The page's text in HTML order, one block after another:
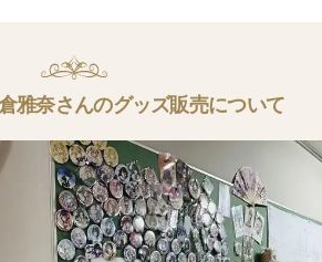
雅奈さんのグッズ販売について